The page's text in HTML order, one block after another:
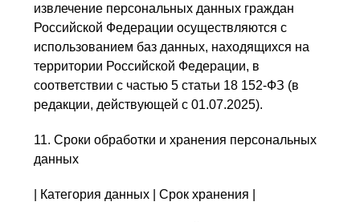
извлечение персональных данных граждан
Российской Федерации осуществляются с
использованием баз данных, находящихся на
территории Российской Федерации, в
соответствии с частью 5 статьи 18 152-ФЗ (в
редакции, действующей с 01.07.2025).
11. Сроки обработки и хранения персональных
данных
| Категория данных | Срок хранения |